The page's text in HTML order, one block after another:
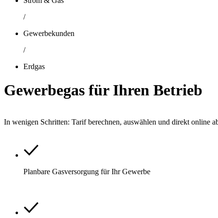
/
Gewerbekunden
/
Erdgas
Gewerbegas für Ihren Betrieb
In wenigen Schritten: Tarif berechnen, auswählen und direkt online
Planbare Gasversorgung für Ihr Gewerbe